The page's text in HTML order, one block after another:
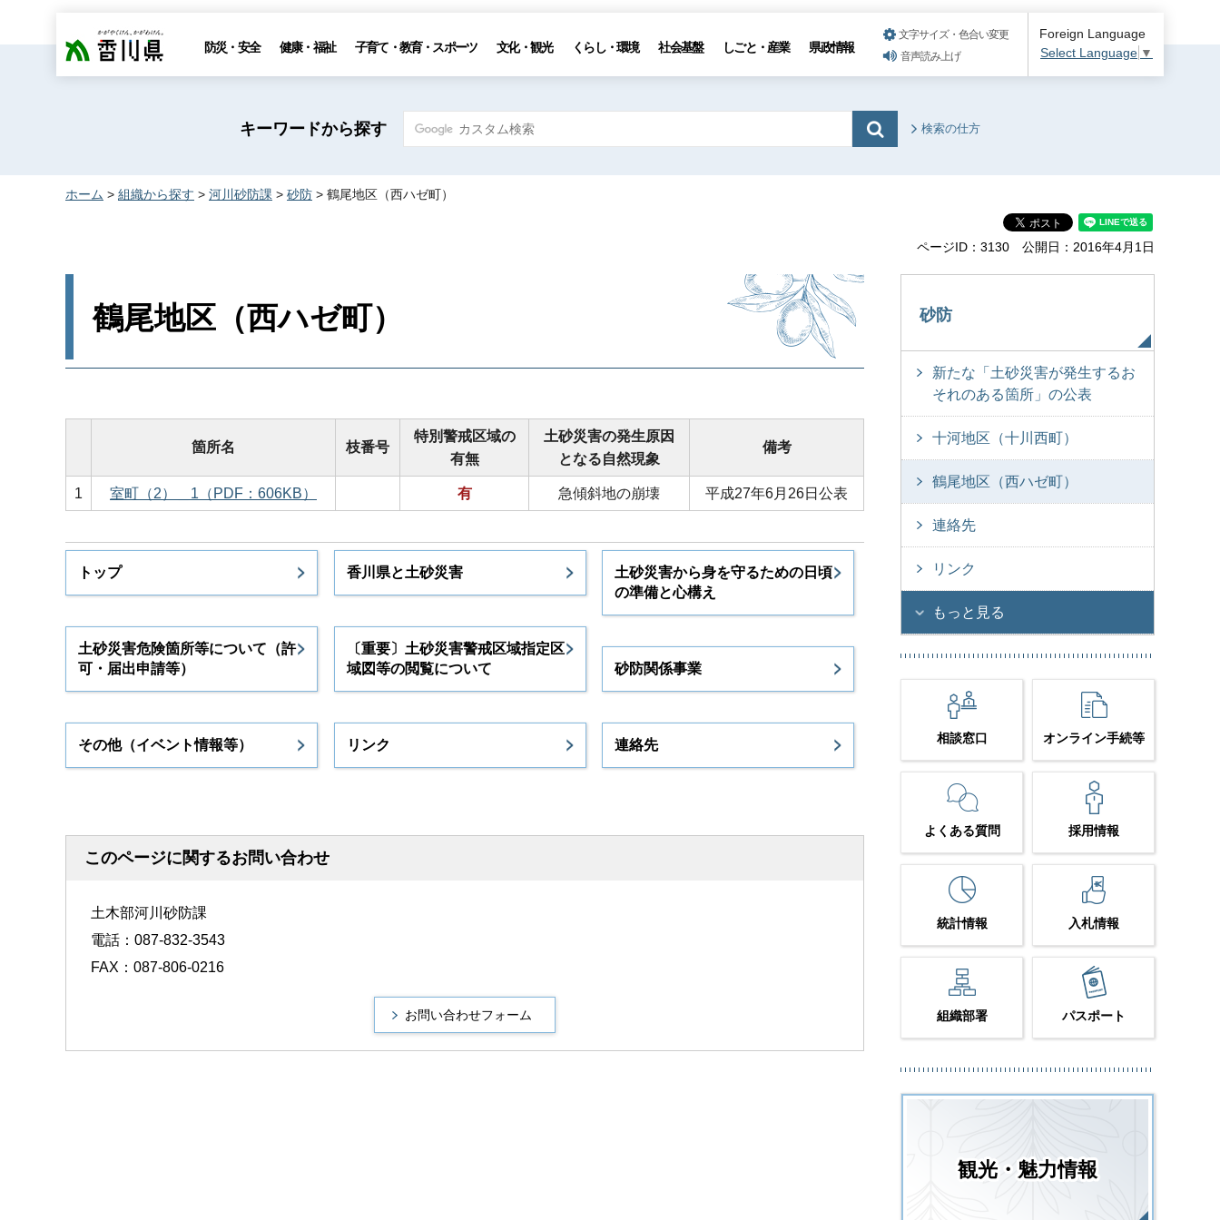
香川県 防災・安全 健康・福祉 子育て・教育・スポーツ 文化・観光 くらし・環境 社会基盤 しごと・産業 県政情報
文字サイズ・色合い変更
音声読み上げ
Foreign Language
Select Language ▼
キーワードから探す 検索の仕方
ホーム > 組織から探す > 河川砂防課 > 砂防 > 鶴尾地区（西ハゼ町）
ページID：3130 公開日：2016年4月1日
鶴尾地区（西ハゼ町）
箇所名 枝番号
特別警戒区域の
有無
土砂災害の発生原因
となる自然現象
備考
1 室町（2）＿1（PDF：606KB） 有 急傾斜地の崩壊 平成27年6月26日公表
トップ
土砂災害危険箇所等について（許
可・届出申請等）
その他（イベント情報等）
香川県と土砂災害
〔重要〕土砂災害警戒区域指定区
域図等の閲覧について
リンク
土砂災害から身を守るための日頃
の準備と心構え
砂防関係事業
連絡先
このページに関するお問い合わせ
土木部河川砂防課
電話：087-832-3543
FAX：087-806-0216
砂防
新たな「土砂災害が発生するお
それのある箇所」の公表
十河地区（十川西町）
鶴尾地区（西ハゼ町）
連絡先
リンク
もっと見る
相談窓口 オンライン手続等
よくある質問 採用情報
統計情報 入札情報
組織部署 パスポート
観光・魅力情報